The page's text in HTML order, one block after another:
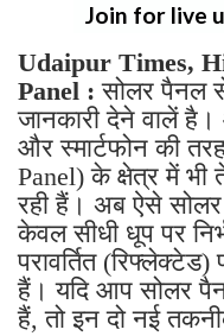
Join for live
Udaipur Times,
Panel :सोलर पैनल
जानकारी देने वालें
और स्मार्टफोन की
Panel) के क्षेत्र में
रही हैं। अब ऐसे
केवल सीधी धूप पर
परावर्तित
हैं। यदि आप सोलर
हैं, तो इन दो नई